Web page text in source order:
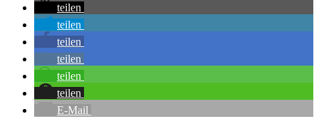
teilen
teilen
teilen
teilen
teilen
teilen
E-Mail